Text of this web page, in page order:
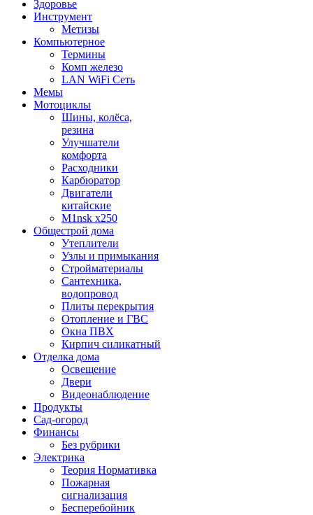
Здоровье
Инструмент
Метизы
Компьютерное
Термины
Комп железо
LAN WiFi Сеть
Мемы
Мотоциклы
Шины, колёса,
резина
Улучшатели
комфорта
Расходники
Карбюратор
Двигатели
китайские
M1nsk x250
Общестрой дома
Утеплители
Узлы и примыкания
Стройматериалы
Сантехника,
водопровод
Плиты перекрытия
Отопление и ГВС
Окна ПВХ
Кирпич силикатный
Отделка дома
Освещение
Двери
Видеонаблюдение
Продукты
Сад-огород
Финансы
Без рубрики
Электрика
Теория Нормативка
Пожарная
сигнализация
Бесперебойник